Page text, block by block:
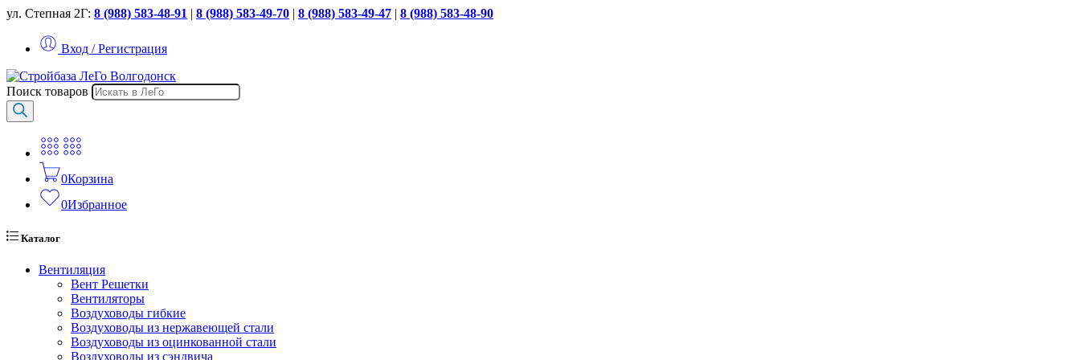
ул. Степная 2Г: 8 (988) 583-48-91 | 8 (988) 583-49-70 | 8 (988) 583-49-47 | 8 (988) 583-48-90
Вход / Регистрация
Поиск товаров
0Корзина
0Избранное
Каталог
Вентиляция
Вент Решетки
Вентиляторы
Воздуховоды гибкие
Воздуховоды из нержавеющей стали
Воздуховоды из оцинкованной стали
Воздуховоды из сэндвича